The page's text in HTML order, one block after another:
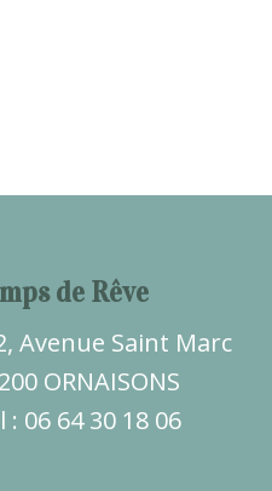
de Rêve
Avenue Saint Marc
ORNAISONS
: 06 64 30 18 06